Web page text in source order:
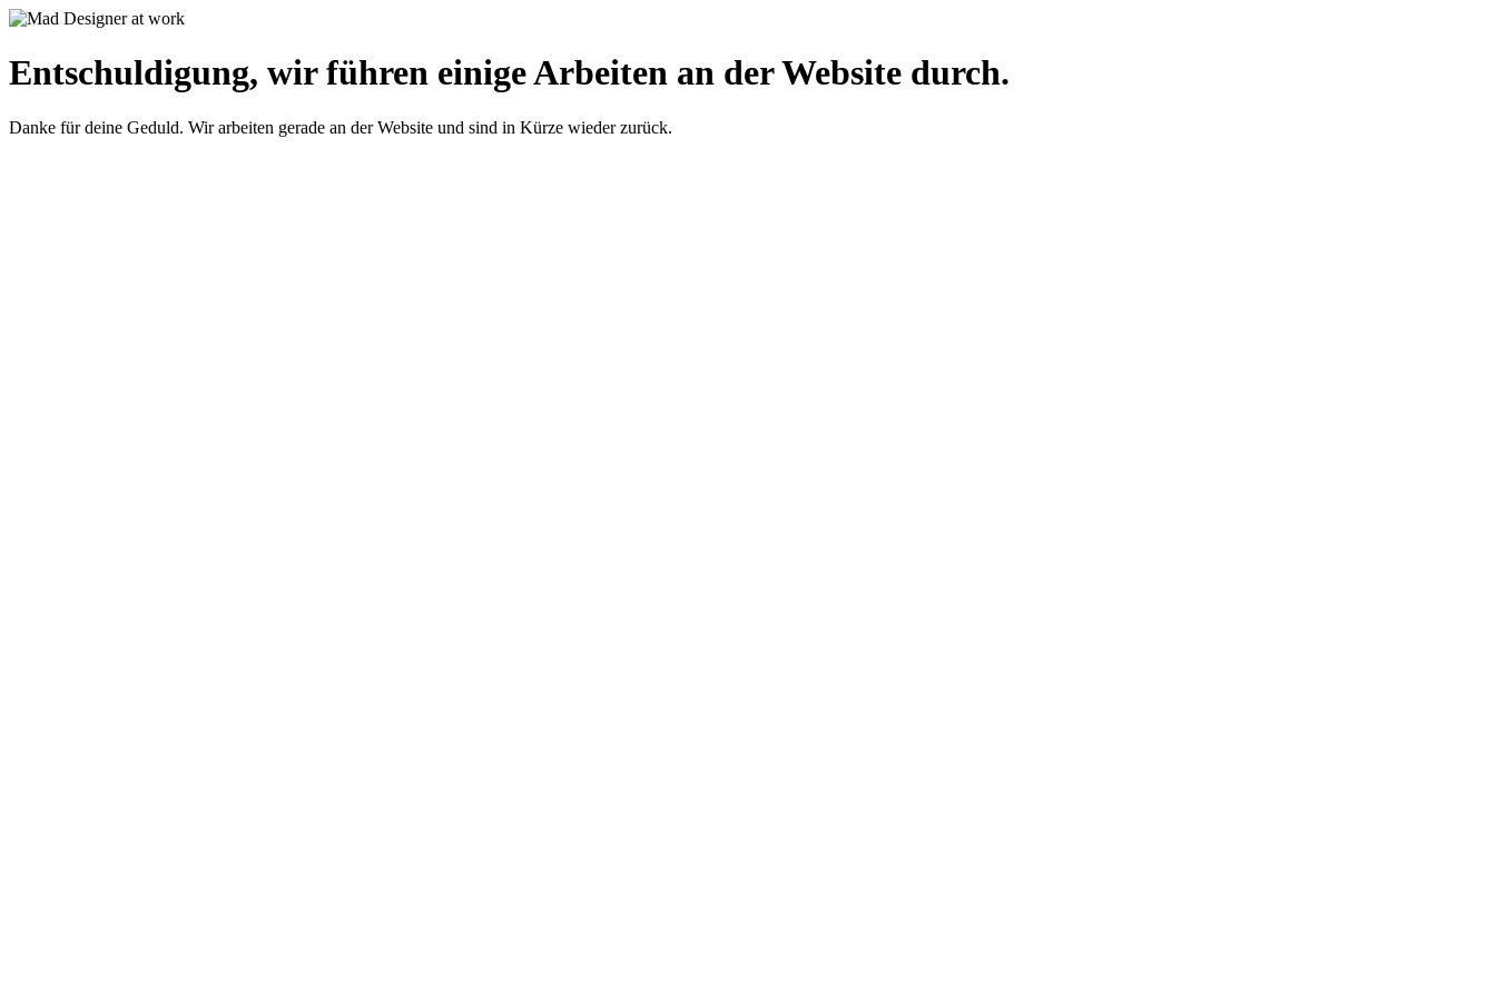
Entschuldigung, wir führen einige Arbeiten an der Website durch.
Danke für deine Geduld. Wir arbeiten gerade an der Website und sind in Kürze wieder zurück.